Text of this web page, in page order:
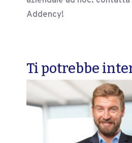
Addency!
Ti potrebbe